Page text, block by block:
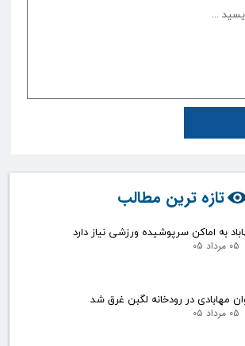
تازه ترین مطالب
به اماکن سرپوشیده ورزشی نیاز دارد
۰۵ مرداد ۰۵
مهابادی در رودخانه لگبن غرق شد
۰۵ مرداد ۰۵